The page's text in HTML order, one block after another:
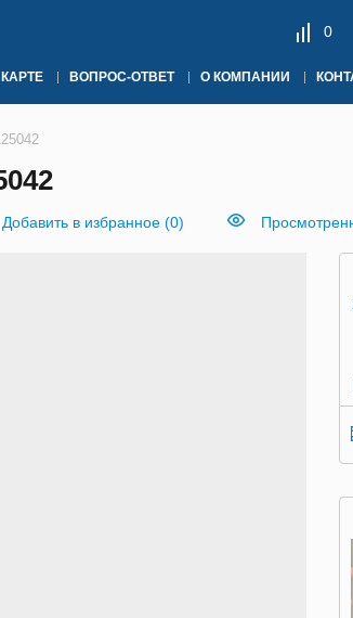
0
ВОПРОС-ОТВЕТ О КОМПАНИИ
Добавить в избранное (0)